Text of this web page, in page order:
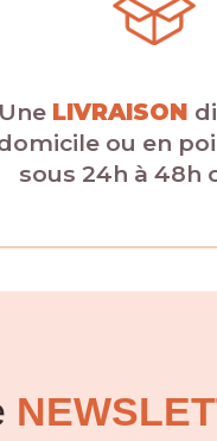
Une LIVRAISON
ou en
sous 24h à 48h